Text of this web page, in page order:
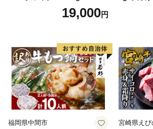
19,000円
牛肉 焼
福岡県中間市 宮崎県えび